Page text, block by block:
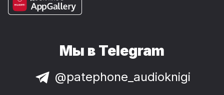
Мы в Telegram
@patephone_audioknigi